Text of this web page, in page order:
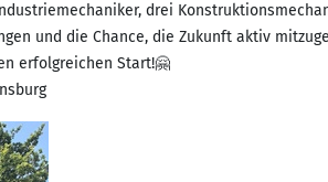
drei
und die Chance, die Zukunft aktiv
erfolgreichen Start!🤗